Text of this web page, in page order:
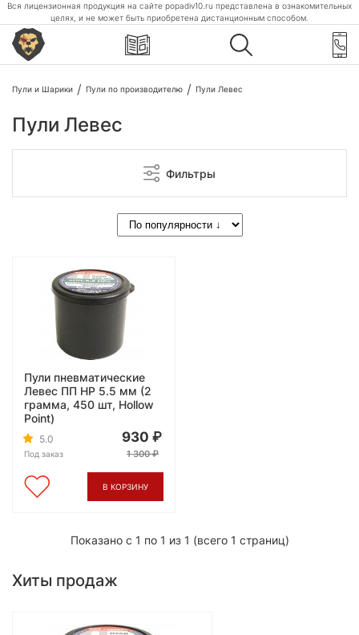
Вся лицензионная продукция на сайте popadiv10.ru представлена в ознакомительных
целях, и не может быть приобретена дистанционным способом.
Пули и Шарики Пули по производителю Пули Левес
Пули Левес
Фильтры
Пули пневматические
Левес ПП HP 5.5 мм (2
грамма, 450 шт, Hollow
Point)
5.0
Под заказ
930
1 300
В КОРЗИНУ
Показано с 1 по 1 из 1 (всего 1 страниц)
Хиты продаж